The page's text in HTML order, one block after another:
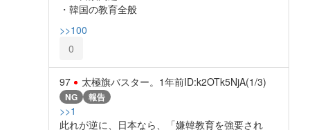
・韓国の教育全般
>>100
0
97 太極旗バスター。 1年前ID:k2OTk5NjA(1/3)
NG 報告
>>1
此れが逆に、日本なら、「嫌韓教育を強要され